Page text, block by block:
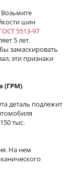
Возьмите
шин
5513-97
5 лет.
замаскировать
эти признаки
(ГРМ)
деталь подлежит
тыс.
На нем